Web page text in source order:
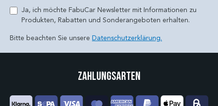
Ja, ich möchte FabuCar Newsletter mit Informationen zu
Produkten, Rabatten und Sonderangeboten erhalten.
Bitte beachten Sie unsere Datenschutzerklärung.
Zahlungsarten